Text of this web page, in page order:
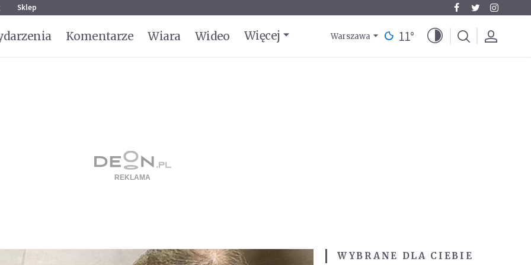
Sklep
Komentarze Wiara Wideo Więcej Warszawa 11°
WYBRANE DLA CIEBIE